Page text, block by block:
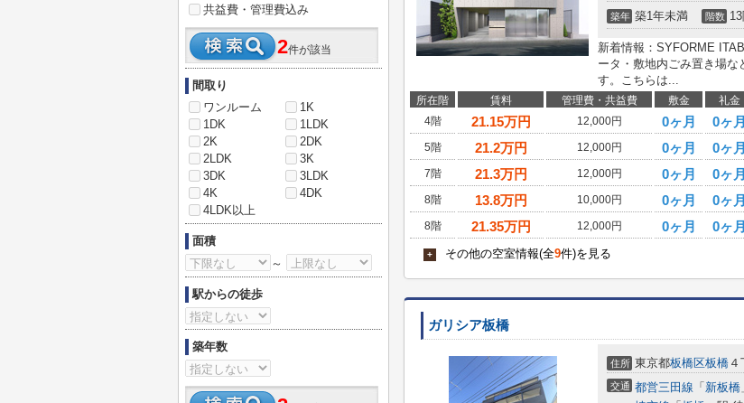
築年 築1年未満 階数
新着情報：SYFORME
ータ・敷地内ごみ置き場
す。こちらは...
所在階 賃料 管理費・共益費 敷金 礼金
4階
21.15万円 12,000円 0ヶ月 0ヶ月
5階
21.2万円 12,000円 0ヶ月 0ヶ月
7階
21.3万円 12,000円 0ヶ月 0ヶ月
8階
13.8万円 10,000円 0ヶ月 0ヶ月
8階
21.35万円 12,000円 0ヶ月 0ヶ月
+ その他の空室情報(全9件)を見る
ガリシア板橋
住所 東京都板橋区板橋
交通 都営三田線 「 新板橋
共益費・管理費込み
2件が該当
間取り
ワンルーム
1K
1DK
1LDK
2K
2DK
2LDK
3K
3DK
3LDK
4K
4DK
4LDK以上
面積
～
駅からの徒歩
築年数